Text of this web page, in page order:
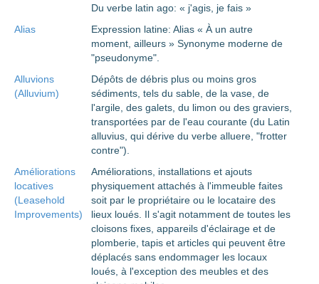
Du verbe latin ago: « j'agis, je fais »
Alias
Expression latine: Alias « À un autre
moment, ailleurs » Synonyme moderne de
"pseudonyme".
Alluvions
(Alluvium)
Dépôts de débris plus ou moins gros
sédiments, tels du sable, de la vase, de
l'argile, des galets, du limon ou des graviers,
transportées par de l'eau courante (du Latin
alluvius, qui dérive du verbe alluere, "frotter
contre").
Améliorations
locatives
(Leasehold
Improvements)
Améliorations, installations et ajouts
physiquement attachés à l'immeuble faites
soit par le propriétaire ou le locataire des
lieux loués. Il s'agit notamment de toutes les
cloisons fixes, appareils d'éclairage et de
plomberie, tapis et articles qui peuvent être
déplacés sans endommager les locaux
loués, à l'exception des meubles et des